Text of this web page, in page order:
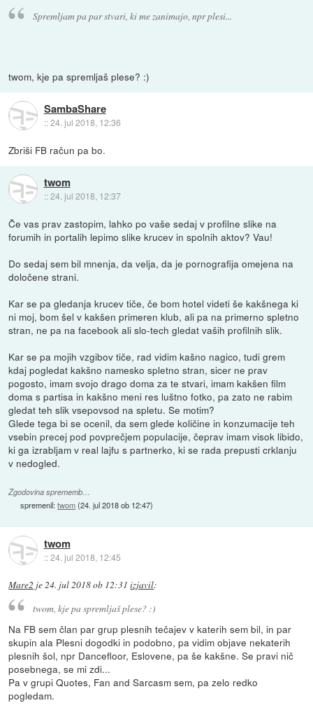
Spremljam pa par stvari, ki me zanimajo, npr plesi...
twom, kje pa spremljaš plese? :)
SambaShare
::24. jul 2018, 12:36
Zbriši FB račun pa bo.
twom
::24. jul 2018, 12:37
Če vas prav zastopim, lahko po vaše sedaj v profilne slike na
forumih in portalih lepimo slike krucev in spolnih aktov? Vau!
Do sedaj sem bil mnenja, da velja, da je pornografija omejena na
določene strani.
Kar se pa gledanja krucev tiče, če bom hotel videti še kakšnega ki
ni moj, bom šel v kakšen primeren klub, ali pa na primerno spletno
stran, ne pa na facebook ali slo-tech gledat vaših profilnih slik.
Kar se pa mojih vzgibov tiče, rad vidim kašno nagico, tudi grem
kdaj pogledat kakšno namesko spletno stran, sicer ne prav
pogosto, imam svojo drago doma za te stvari, imam kakšen film
doma s partisa in kakšno meni res luštno fotko, pa zato ne rabim
gledat teh slik vsepovsod na spletu. Se motim?
Glede tega bi se ocenil, da sem glede količine in konzumacije teh
vsebin precej pod povprečjem populacije, čeprav imam visok libido,
ki ga izrabljam v real lajfu s partnerko, ki se rada prepusti crklanju
v nedogled.
Zgodovina sprememb…
spremenil:twom(24. jul 2018 ob 12:47)
twom
::24. jul 2018, 12:45
Mare2 je24. jul 2018 ob 12:31 izjavil:
twom, kje pa spremljaš plese? :)
Na FB sem član par grup plesnih tečajev v katerih sem bil, in par
skupin ala Plesni dogodki in podobno, pa vidim objave nekaterih
plesnih šol, npr Dancefloor, Eslovene, pa še kakšne. Se pravi nič
posebnega, se mi zdi...
Pa v grupi Quotes, Fan and Sarcasm sem, pa zelo redko
pogledam.